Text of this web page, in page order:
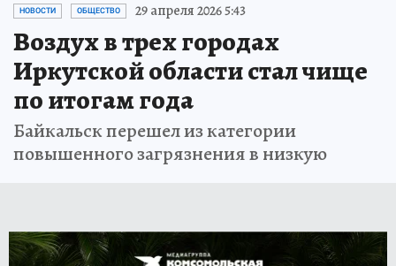
НОВОСТИ ОБЩЕСТВО 29 апреля 2026 5:43
Воздух в трех городах
Иркутской области стал чище
по итогам года
Байкальск перешел из категории
повышенного загрязнения в низкую